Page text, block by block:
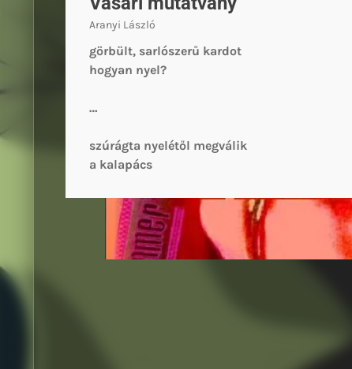
Aranyi László
görbült, sarlószerű kardot
hogyan nyel?
…
szúrágta nyelétől megválik
a kalapács